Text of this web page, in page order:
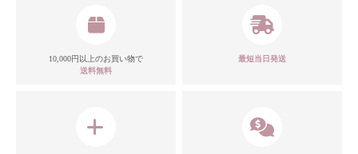
10,000円以上のお買い物で
送料無料
最短当日発送